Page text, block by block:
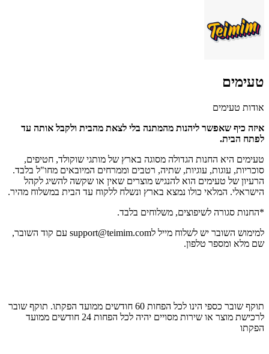
טעימים
אודות טעימים
איזה כיף שאפשר ליהנות מהמתנה בלי לצאת מהבית ולקבל אותה עד
לפתח הבית.
טעימים היא החנות הגדולה מסוגה בארץ של מותגי שוקולד, חטיפים,
סוכריות, עוגות, עוגיות, שתיה, רטבים וממרחים המיובאים מחו"ל בלבד.
הרעיון של טעימים הוא להנגיש מוצרים שאין או שקשה להשיג לקהל
הישראלי. המלאי כולו נמצא בארץ ונשלח ללקוח עד הבית במשלוח מהיר.
*החנות סגורה לשיפוצים, משלוחים בלבד.
למימוש השובר יש לשלוח מייל לsupport@teimim.com עם קוד השובר,
שם מלא ומספר טלפון.
תוקף שובר כספי הינו לכל הפחות 60 חודשים ממועד הפקתו. תוקף שובר
לרכישת מוצר או שירות מסויים יהיה לכל הפחות 24 חודשים ממועד
הפקתו